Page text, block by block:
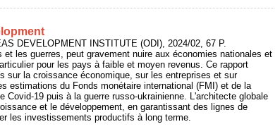
DEVELOPMENT INSTITUTE (ODI), 2024/02, 67 P.
les guerres, peut gravement nuire aux économies nationales et
pour les pays à faible et moyen revenus. Ce rapport
sur la croissance économique, sur les entreprises et sur
estimations du Fonds monétaire international (FMI) et de la
19 puis à la guerre russo-ukrainienne. L'architecte globale
et le développement, en garantissant des lignes de
les investissements productifs à long terme.